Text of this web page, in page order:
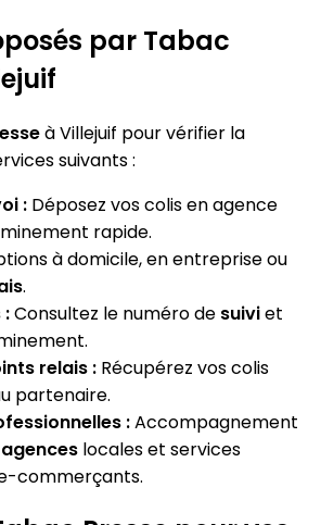
par Tabac
à Villejuif pour vérifier la
suivants :
: Déposez vos colis en agence
rapide.
à domicile, en entreprise ou
.
:Consultez le numéro de suiviet
relais : Récupérez vos colis
partenaire.
:Accompagnement
agences locales et services
commerçants.